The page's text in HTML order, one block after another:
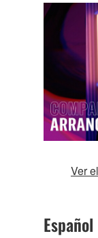
Ver
Español